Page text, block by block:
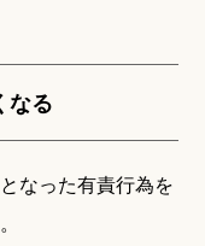
なる
なった有責行為を